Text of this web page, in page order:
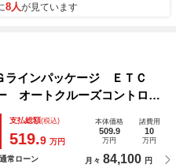
8人が見ています
ラインパッケージ ＥＴＣ
オートクルーズコントロー
減システム オートライト
キー 電動格納ミラー シ
支払総額(税込)
519.9 万円
本体価格
509.9
万円
諸費用
10
万円
通常ローン 月々 84,100 円